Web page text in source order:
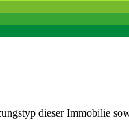
dieser Immobilie